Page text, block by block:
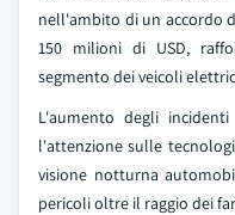
nell'ambito di un accordo
150 milioni di USD,
segmento dei veicoli
L'aumento degli
l'attenzione sulle
visione notturna
pericoli oltre il raggio dei